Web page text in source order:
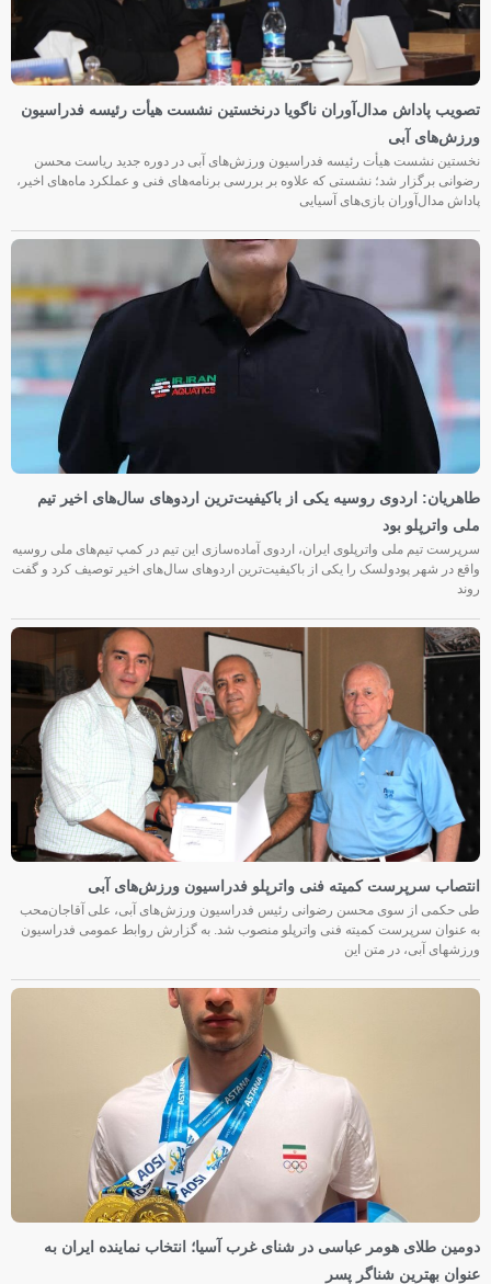
تصویب پاداش مدال‌آوران ناگویا درنخستین نشست هیأت رئیسه فدراسیون
ورزش‌های آبی
نخستین نشست هیأت رئیسه فدراسیون ورزش‌های آبی در دوره جدید ریاست محسن
رضوانی برگزار شد؛ نشستی که علاوه بر بررسی برنامه‌های فنی و عملکرد ماه‌های اخیر،
پاداش مدال‌آوران بازی‌های آسیایی
طاهریان: اردوی روسیه یکی از باکیفیت‌ترین اردوهای سال‌های اخیر تیم
ملی واترپلو بود
سرپرست تیم ملی واترپلوی ایران، اردوی آماده‌سازی این تیم در کمپ تیم‌های ملی روسیه
واقع در شهر پودولسک را یکی از باکیفیت‌ترین اردوهای سال‌های اخیر توصیف کرد و گفت
روند
انتصاب سرپرست کمیته فنی واترپلو فدراسیون ورزش‌های آبی
طی حکمی از سوی محسن رضوانی رئیس فدراسیون ورزش‌های آبی، علی آقاجان‌محب
به عنوان سرپرست کمیته فنی واترپلو منصوب شد. به گزارش روابط عمومی فدراسیون
ورزشهای آبی، در متن این
دومین طلای هومر عباسی در شنای غرب آسیا؛ انتخاب نماینده ایران به
عنوان بهترین شناگر پسر